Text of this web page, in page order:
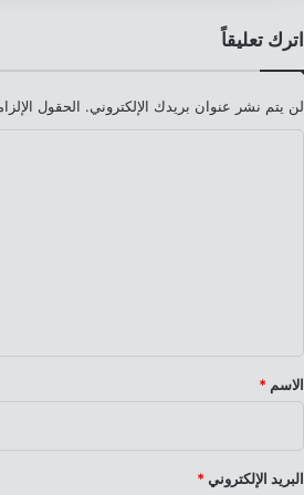
اترك تعليقاً
لن يتم نشر عنوان بريدك الإلكتروني. الحقول
*
الاسم *
البريد الإلكتروني *